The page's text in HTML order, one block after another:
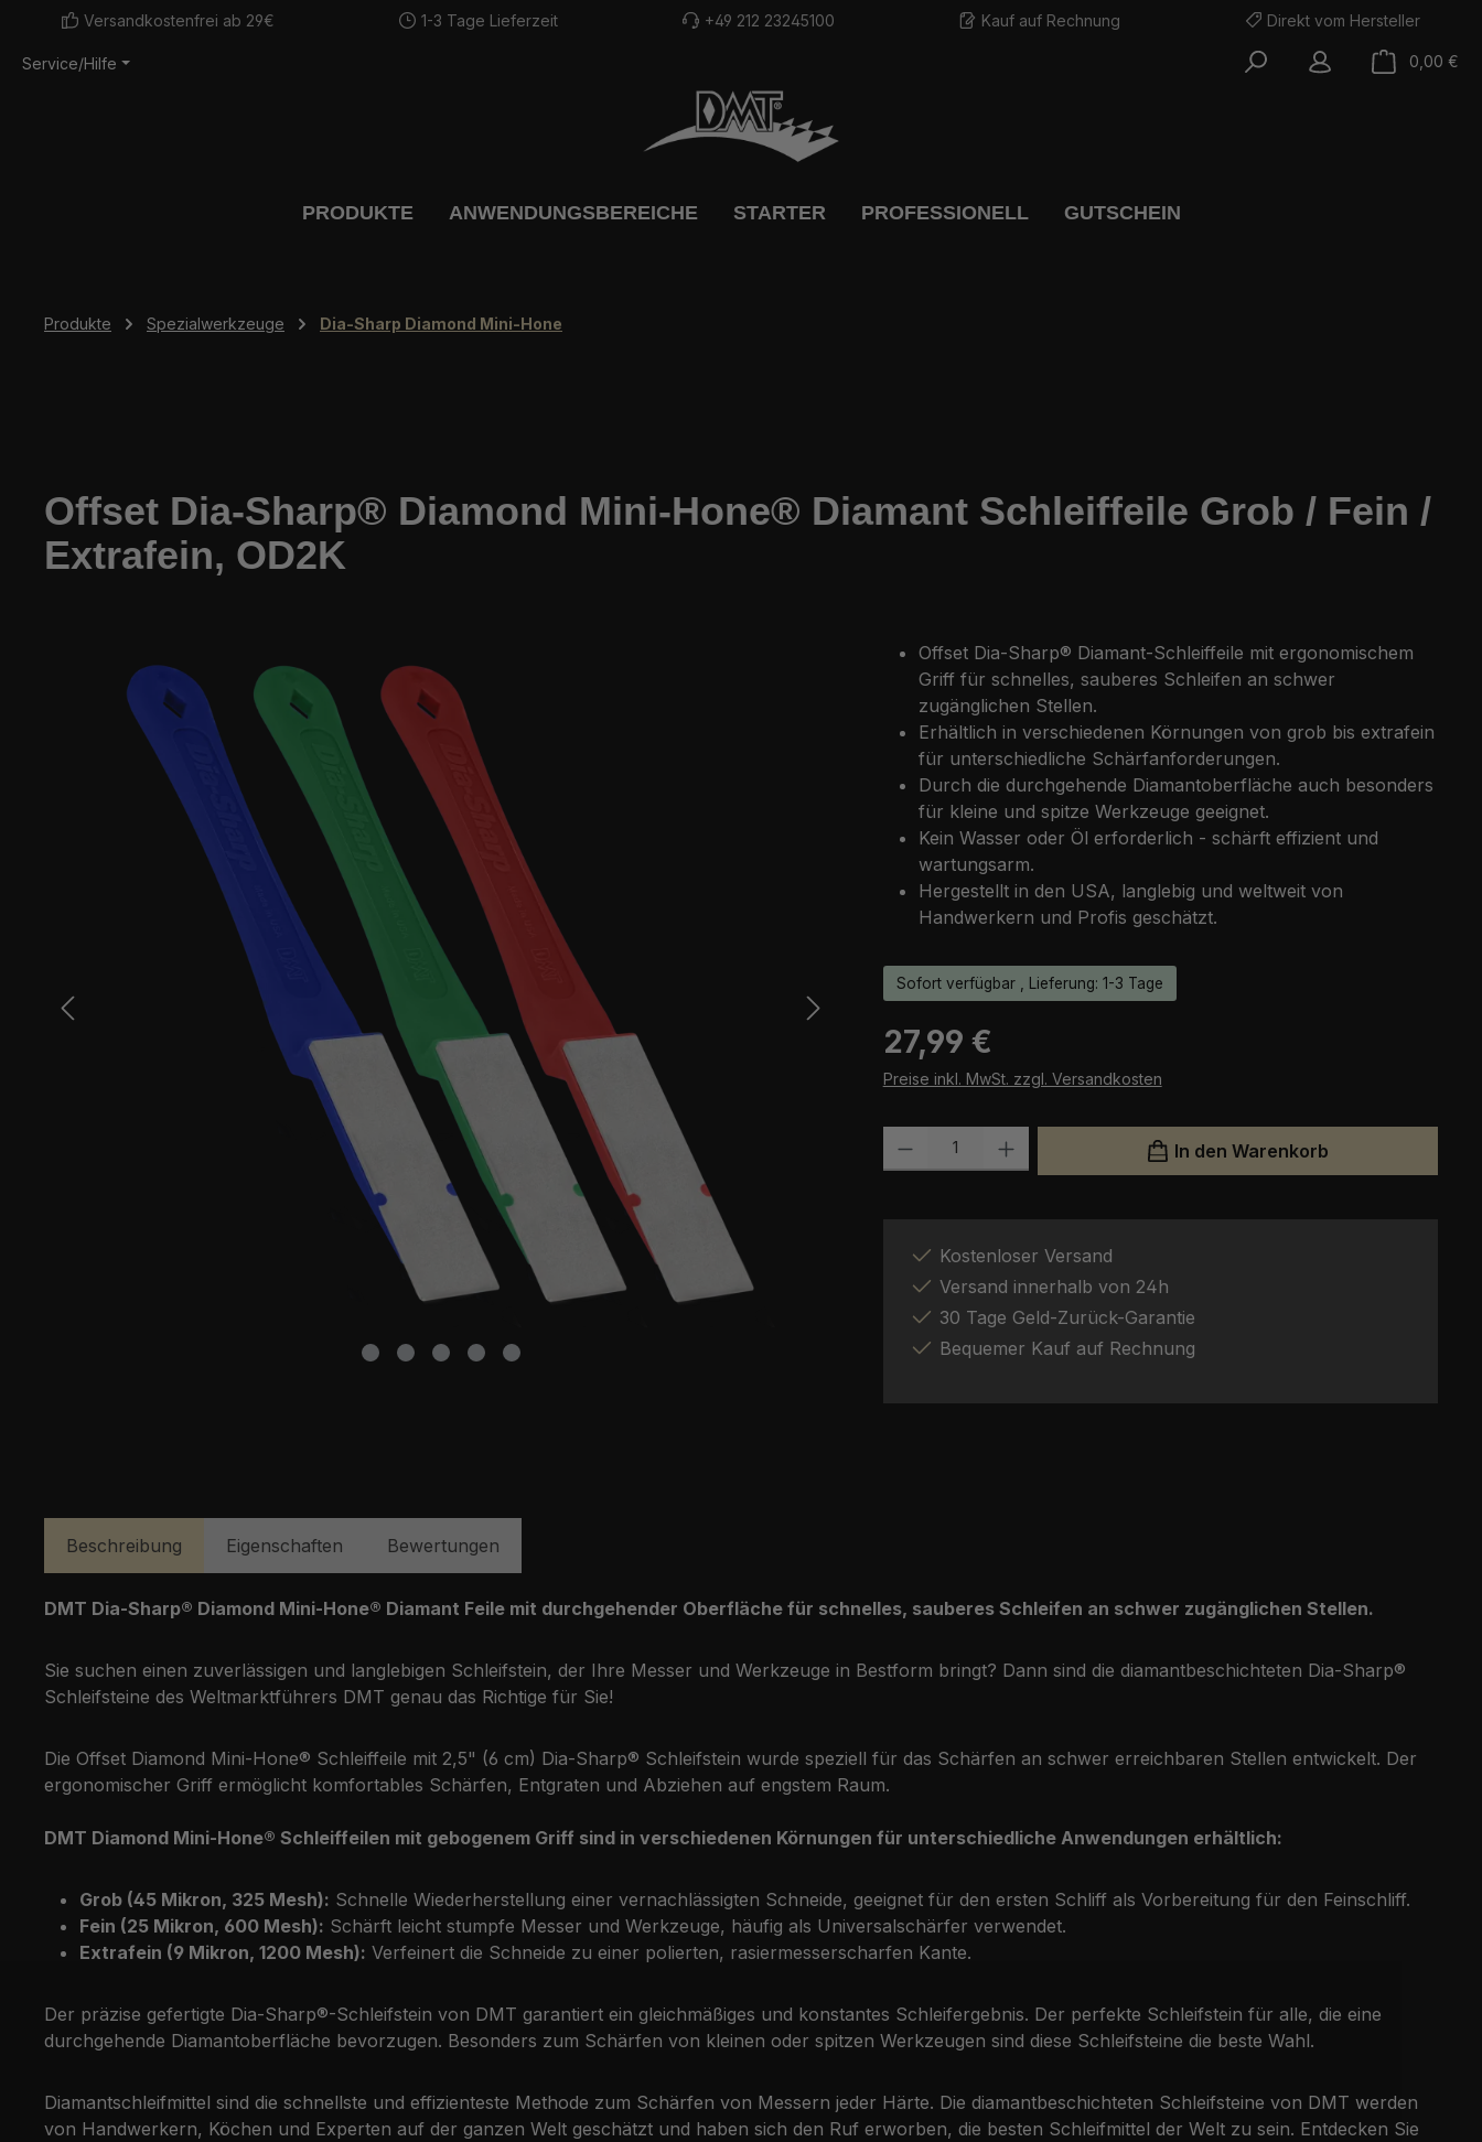
Hauptinhalt springen
Zur Suche springen
Zur Hauptnavigation springen
Versandkostenfrei ab 29€ 1-3 Tage Lieferzeit +49 212 23245100 Kauf auf Rechnung Direkt vom Hersteller
Service/Hilfe 0,00 €
PRODUKTE ANWENDUNGSBEREICHE STARTER PROFESSIONELL GUTSCHEIN
Produkte Spezialwerkzeuge Dia-Sharp Diamond Mini-Hone
Offset Dia-Sharp® Diamond Mini-Hone® Diamant Schleiffeile Grob / Fein /
Extrafein, OD2K
Offset Dia-Sharp® Diamant-Schleiffeile mit ergonomischem
Griff für schnelles, sauberes Schleifen an schwer
zugänglichen Stellen.
Erhältlich in verschiedenen Körnungen von grob bis extrafein
für unterschiedliche Schärfanforderungen.
Durch die durchgehende Diamantoberfläche auch besonders
für kleine und spitze Werkzeuge geeignet.
Kein Wasser oder Öl erforderlich - schärft effizient und
wartungsarm.
Hergestellt in den USA, langlebig und weltweit von
Handwerkern und Profis geschätzt.
Sofort verfügbar , Lieferung: 1-3 Tage
Regulärer Preis:
27,99 €
Preise inkl. MwSt. zzgl. Versandkosten
Produkt Anzahl: Gib den gewünschten Wert ein oder benutze die Schaltflächen
In den Warenkorb
Kostenloser Versand
Versand innerhalb von 24h
30 Tage Geld-Zurück-Garantie
Bequemer Kauf auf Rechnung
Beschreibung Eigenschaften Bewertungen
DMT Dia-Sharp® Diamond Mini-Hone® Diamant Feile mit durchgehender Oberfläche für schnelles, sauberes Schleifen an schwer zugänglichen Stellen.
Sie suchen einen zuverlässigen und langlebigen Schleifstein, der Ihre Messer und Werkzeuge in Bestform bringt? Dann sind die diamantbeschichteten Dia-Sharp®
Schleifsteine des Weltmarktführers DMT genau das Richtige für Sie!
Die Offset Diamond Mini-Hone® Schleiffeile mit 2,5" (6 cm) Dia-Sharp® Schleifstein wurde speziell für das Schärfen an schwer erreichbaren Stellen entwickelt. Der
ergonomischer Griff ermöglicht komfortables Schärfen, Entgraten und Abziehen auf engstem Raum.
DMT Diamond Mini-Hone® Schleiffeilen mit gebogenem Griff sind in verschiedenen Körnungen für unterschiedliche Anwendungen erhältlich:
Grob (45 Mikron, 325 Mesh): Schnelle Wiederherstellung einer vernachlässigten Schneide, geeignet für den ersten Schliff als Vorbereitung für den Feinschliff.
Fein (25 Mikron, 600 Mesh): Schärft leicht stumpfe Messer und Werkzeuge, häufig als Universalschärfer verwendet.
Extrafein (9 Mikron, 1200 Mesh): Verfeinert die Schneide zu einer polierten, rasiermesserscharfen Kante.
Der präzise gefertigte Dia-Sharp®-Schleifstein von DMT garantiert ein gleichmäßiges und konstantes Schleifergebnis. Der perfekte Schleifstein für alle, die eine
durchgehende Diamantoberfläche bevorzugen. Besonders zum Schärfen von kleinen oder spitzen Werkzeugen sind diese Schleifsteine die beste Wahl.
Diamantschleifmittel sind die schnellste und effizienteste Methode zum Schärfen von Messern jeder Härte. Die diamantbeschichteten Schleifsteine von DMT werden
von Handwerkern, Köchen und Experten auf der ganzen Welt geschätzt und haben sich den Ruf erworben, die besten Schleifmittel der Welt zu sein. Entdecken Sie